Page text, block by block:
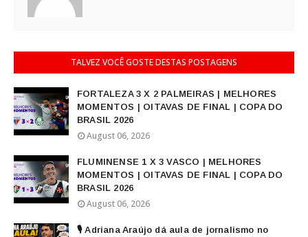
TALVEZ VOCÊ GOSTE DESTAS POSTAGENS
FORTALEZA 3 X 2 PALMEIRAS | MELHORES
MOMENTOS | OITAVAS DE FINAL | COPA DO
BRASIL 2026
August 06, 2026
FLUMINENSE 1 X 3 VASCO | MELHORES
MOMENTOS | OITAVAS DE FINAL | COPA DO
BRASIL 2026
August 06, 2026
🎙️ Adriana Araújo dá aula de jornalismo no